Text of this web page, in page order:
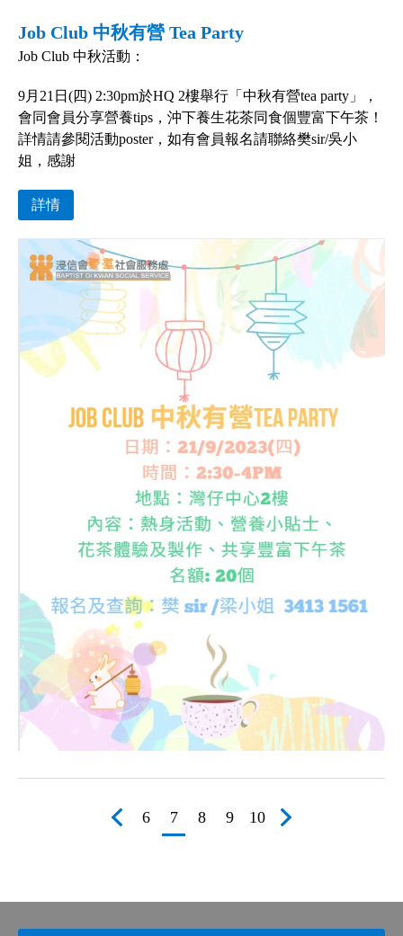
Job Club 中秋有營 Tea Party
Job Club 中秋活動：
9月21日(四) 2:30pm於HQ 2樓舉行「中秋有營tea party」，
會同會員分享營養tips，沖下養生花茶同食個豐富下午茶！
詳情請參閱活動poster，如有會員報名請聯絡樊sir/吳小
姐，感謝
詳情
6 7 8 9 10